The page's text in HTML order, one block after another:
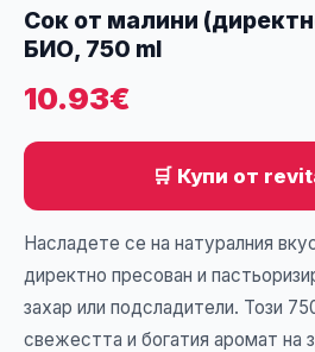
Сок от малини
БИО, 750 ml
10.93€
🛒 Купи от
Насладете се на натуралния
директно пресован и
захар или подсладители. Този
свежестта и богатия аромат на